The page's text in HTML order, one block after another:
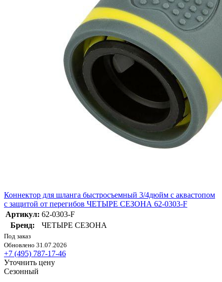
Коннектор для шланга быстросъемный 3/4дюйм с аквастопом
с защитой от перегибов ЧЕТЫРЕ СЕЗОНА 62-0303-F
Артикул: 62-0303-F
Бренд:
ЧЕТЫРЕ СЕЗОНА
Под заказ
Обновлено 31.07.2026
+7 (495) 787-17-46
Уточнить цену
Сезонный